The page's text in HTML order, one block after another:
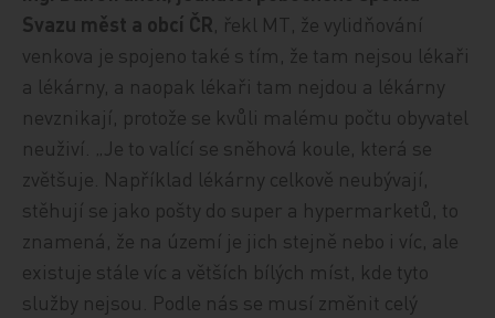
Svazu měst a obcí ČR, řekl MT, že vylidňování
venkova je spojeno také s tím, že tam nejsou lékaři
a lékárny, a naopak lékaři tam nejdou a lékárny
nevznikají, protože se kvůli malému počtu obyvatel
neuživí. „Je to valící se sněhová koule, která se
zvětšuje. Například lékárny celkově neubývají,
stěhují se jako pošty do super a hypermarketů, to
znamená, že na území je jich stejně nebo i víc, ale
existuje stále víc a větších bílých míst, kde tyto
služby nejsou. Podle nás se musí změnit celý